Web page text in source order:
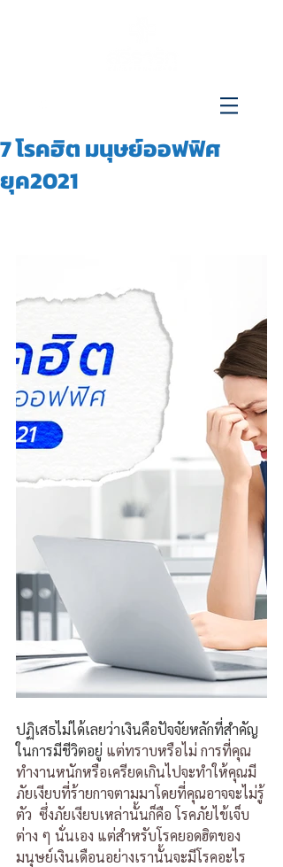
7 โรคฮิต มนุษย์ออฟฟิศ
ยุค2021
ปฏิเสธไม่ได้เลยว่าเงินคือปัจจัยหลักที่สำคัญ
ในการมีชีวิตอยู่ แต่ทราบหรือไม่ การที่คุณ
ทำงานหนักหรือเครียดเกินไปจะทำให้คุณมี
ภัยเงียบที่ร้ายกาจตามมาโดยที่คุณอาจจะไม่รู้
ตัว ซึ่งภัยเงียบเหล่านั้นก็คือ โรคภัยไข้เจ็บ
ต่าง ๆ นั่นเอง แต่สำหรับโรคยอดฮิตของ
มนุษย์เงินเดือนอย่างเรานั้นจะมีโรคอะไร